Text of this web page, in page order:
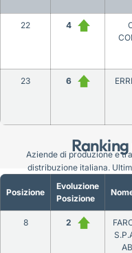
22 4
23 6
Posizione
Evoluzione
Posizione
8 2
Aziende di produzione e
distribuzione italiana.